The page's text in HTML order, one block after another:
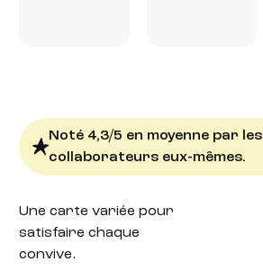
Noté 4,3/5 en moyenne par les
collaborateurs eux-mêmes.
Une carte variée pour
satisfaire chaque
convive.